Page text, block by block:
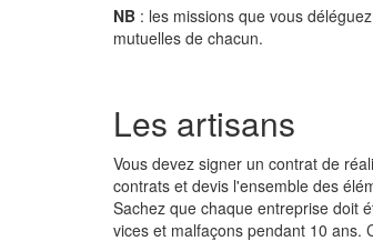
NB : les missions que vous
mutuelles de chacun.
Les artisans
Vous devez signer un contrat de
contrats et devis l'ensemble des
Sachez que chaque entreprise doit
vices et malfaçons pendant 10 ans.